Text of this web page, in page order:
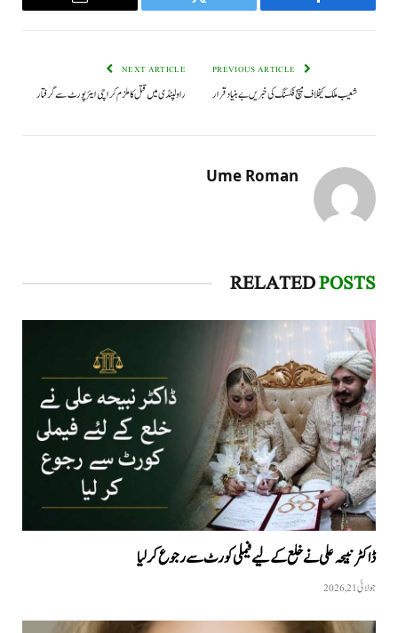
Facebook
Twitter
Email
شعیب ملک کیخلاف میچ فکسنگ کی خبریں بےبنیاد قرار
NEXT ARTICLE
راولپنڈی میں قتل کا ملزم کراچی ایئر پورٹ سے گرفتار
Ume Roman
RELATEDPOSTS
ڈاکٹر نبیحہ علی نے خلع کے لیے فیملی کورٹ سے رجوع کر لیا
جولائی 21, 2026